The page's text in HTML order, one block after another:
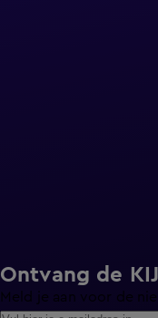
Ontvang de
Meld je aan voor de